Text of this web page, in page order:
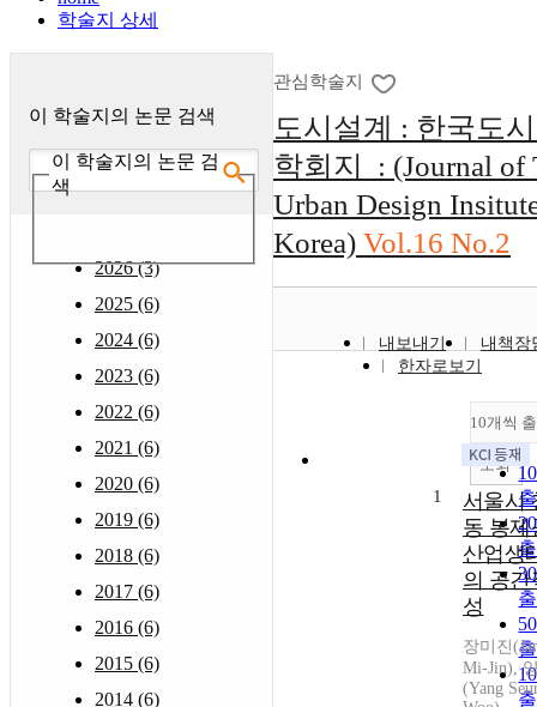
학술지 상세
이 학술지의 논문 검색
이 학술지의 논문 검
색
2026 (3)
2025 (6)
2024 (6)
2023 (6)
2022 (6)
2021 (6)
2020 (6)
2019 (6)
2018 (6)
2017 (6)
2016 (6)
2015 (6)
2014 (6)
관심학술지
도시설계 : 한국도
학회지 : (Journal of
Urban Design
Korea) Vol.16 No.2
내보내기
내책장
한자로보기
10개씩
조회
1
서울시
동 봉제
산업생
의 공간
성
장미진
Mi-Jin),
(Yang